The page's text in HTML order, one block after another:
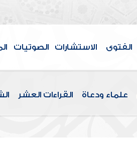
الفتوى الاستشارات الصوتيات
علماء ودعاة القراءات العشر